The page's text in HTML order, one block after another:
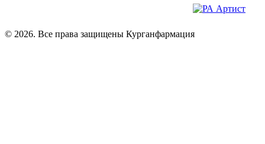
© 2026. Все права защищены Курганфармация